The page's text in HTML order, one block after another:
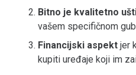
Bitno je kvalitetno
vašem specifičnom
Financijski aspekt jer
kupiti uređaje koji im